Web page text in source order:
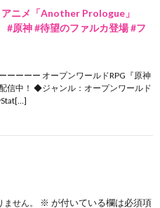
アニメ「Another Prologue」
#原神 #待望のファルカ登場 #フ
ーーーー オープンワールドRPG『原神
信中！ ◆ジャンル：オープンワールド
せん。 ※ が付いている欄は必須項